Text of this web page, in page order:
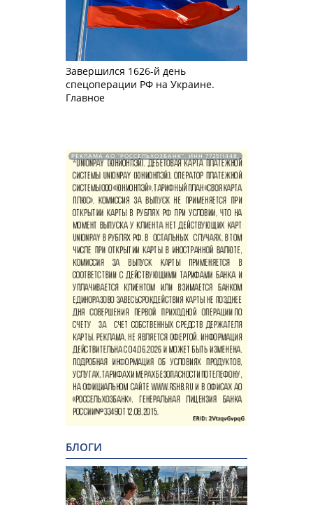
Завершился 1626-й день
спецоперации РФ на Украине.
Главное
РЕКЛАМА АО "РОССЕЛЬХОЗБАНК". ИНН 772511448.
БЛОГИ